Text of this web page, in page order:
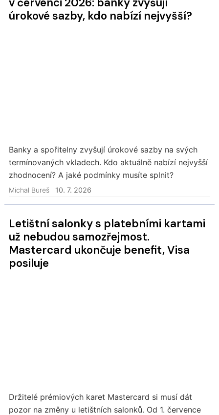
úrokové sazby, kdo nabízí nejvyšší?
Banky a spořitelny zvyšují úrokové sazby na svých
termínovaných vkladech. Kdo aktuálně nabízí nejvyšší
zhodnocení? A jaké podmínky musíte splnit?
Michal Bureš 10. 7. 2026
Letištní salonky s platebními kartami
už nebudou samozřejmost.
Mastercard ukončuje benefit, Visa
posiluje
Držitelé prémiových karet Mastercard si musí dát
pozor na změny u letištních salonků. Od 1. července